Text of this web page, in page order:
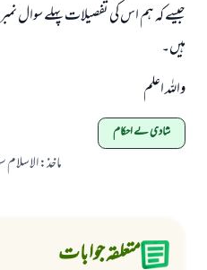
جیسے کہ ہم اس کی تفصیلات پہلے سوال
ہیں۔
واللہ اعلم
شادی کے احکام
ماخذ:
متعلقہ جوابات